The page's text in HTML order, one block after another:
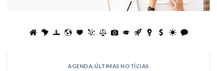
AGENDA ÚLTIMAS NOTÍCIAS